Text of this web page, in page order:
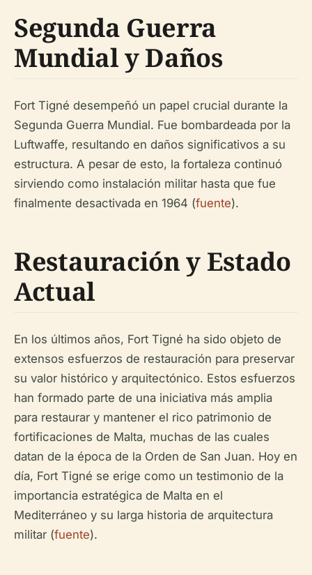
Segunda Guerra
Mundial y Daños
Fort Tigné desempeñó un papel crucial durante la
Segunda Guerra Mundial. Fue bombardeada por la
Luftwaffe, resultando en daños significativos a su
estructura. A pesar de esto, la fortaleza continuó
sirviendo como instalación militar hasta que fue
finalmente desactivada en 1964 (fuente).
Restauración y Estado
Actual
En los últimos años, Fort Tigné ha sido objeto de
extensos esfuerzos de restauración para preservar
su valor histórico y arquitectónico. Estos esfuerzos
han formado parte de una iniciativa más amplia
para restaurar y mantener el rico patrimonio de
fortificaciones de Malta, muchas de las cuales
datan de la época de la Orden de San Juan. Hoy en
día, Fort Tigné se erige como un testimonio de la
importancia estratégica de Malta en el
Mediterráneo y su larga historia de arquitectura
militar (fuente).